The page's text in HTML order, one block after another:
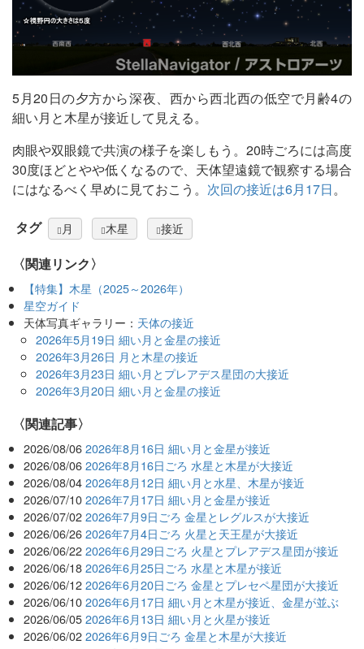
5月20日の夕方から深夜、西から西北西の低空で月齢4の
細い月と木星が接近して見える。
肉眼や双眼鏡で共演の様子を楽しもう。20時ごろには高度
30度ほどとやや低くなるので、天体望遠鏡で観察する場合
にはなるべく早めに見ておこう。 次回の接近は6月17日。
タグ 月 木星 接近
〈関連リンク〉
【特集】木星（2025～2026年）
星空ガイド
天体写真ギャラリー： 天体の接近
2026年5月19日 細い月と金星の接近
2026年3月26日 月と木星の接近
2026年3月23日 細い月とプレアデス星団の大接近
2026年3月20日 細い月と金星の接近
関連記事
2026/08/06 2026年8月16日 細い月と金星が接近
2026/08/06 2026年8月16日ごろ 水星と木星が大接近
2026/08/04 2026年8月12日 細い月と水星、木星が接近
2026/07/10 2026年7月17日 細い月と金星が接近
2026/07/02 2026年7月9日ごろ 金星とレグルスが大接近
2026/06/26 2026年7月4日ごろ 火星と天王星が大接近
2026/06/22 2026年6月29日ごろ 火星とプレアデス星団が接近
2026/06/18 2026年6月25日ごろ 水星と木星が接近
2026/06/12 2026年6月20日ごろ 金星とプレセペ星団が大接近
2026/06/10 2026年6月17日 細い月と木星が接近、金星が並ぶ
2026/06/05 2026年6月13日 細い月と火星が接近
2026/06/02 2026年6月9日ごろ 金星と木星が大接近